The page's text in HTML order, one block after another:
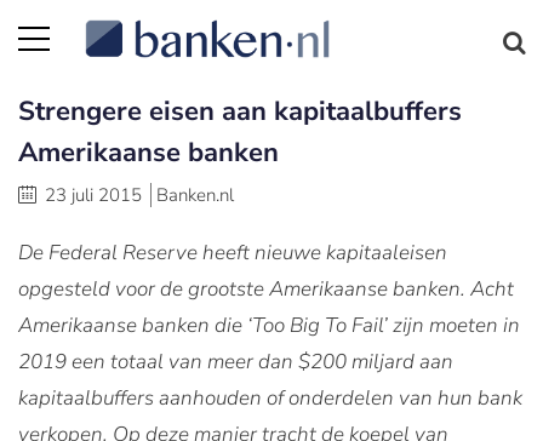
Strengere eisen aan kapitaalbuffers
Amerikaanse banken
23 juli 2015 Banken.nl
De Federal Reserve heeft nieuwe kapitaaleisen
opgesteld voor de grootste Amerikaanse banken. Acht
Amerikaanse banken die ‘Too Big To Fail’ zijn moeten in
2019 een totaal van meer dan $200 miljard aan
kapitaalbuffers aanhouden of onderdelen van hun bank
verkopen. Op deze manier tracht de koepel van